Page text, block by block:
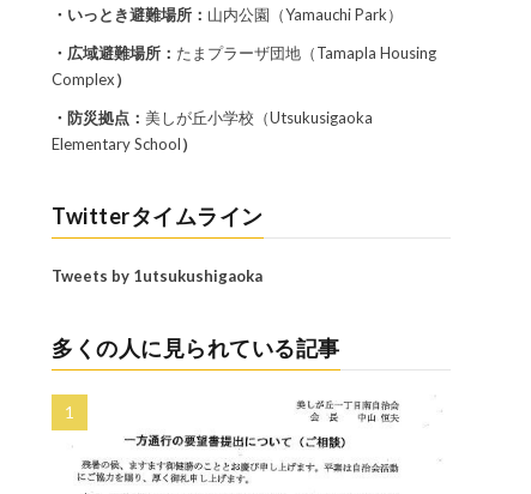
・いっとき避難場所： 山内公園（Yamauchi Park）
・広域避難場所： たまプラーザ団地（Tamapla Housing
Complex）
・防災拠点：美しが丘小学校（Utsukusigaoka
Elementary School）
Twitterタイムライン
Tweets by 1utsukushigaoka
多くの人に見られている記事